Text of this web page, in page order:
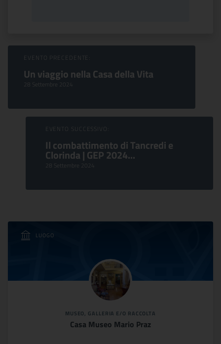
Sfoglia Eventi
EVENTO PRECEDENTE:
Un viaggio nella Casa della Vita
28 Settembre 2024
EVENTO SUCCESSIVO:
Il combattimento di Tancredi e
Clorinda | GEP 2024...
28 Settembre 2024
LUOGO
MUSEO, GALLERIA E/O RACCOLTA
Casa Museo Mario Praz